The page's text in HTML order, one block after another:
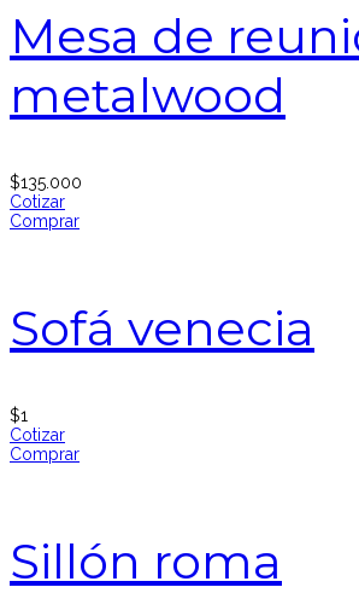
Mesa de
metalwood
$135.000
Cotizar
Comprar
Sofá venecia
$1
Cotizar
Comprar
Sillón roma